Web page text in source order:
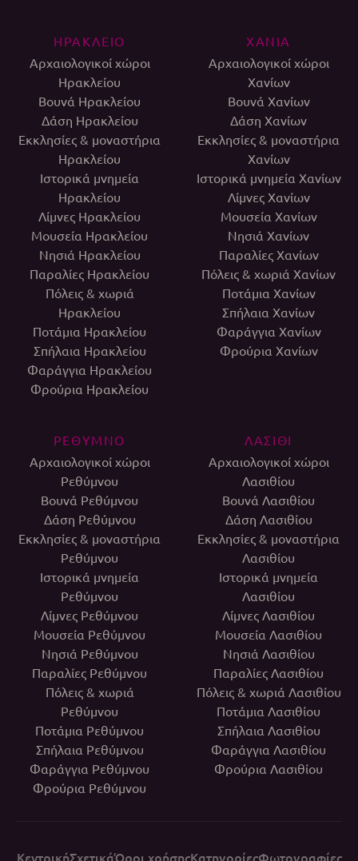
ΗΡΑΚΛΕΙΟ
Αρχαιολογικοί χώροι
Ηρακλείου
Βουνά Ηρακλείου
Δάση Ηρακλείου
Εκκλησίες & μοναστήρια
Ηρακλείου
Ιστορικά μνημεία
Ηρακλείου
Λίμνες Ηρακλείου
Μουσεία Ηρακλείου
Νησιά Ηρακλείου
Παραλίες Ηρακλείου
Πόλεις & χωριά
Ηρακλείου
Ποτάμια Ηρακλείου
Σπήλαια Ηρακλείου
Φαράγγια Ηρακλείου
Φρούρια Ηρακλείου
ΧΑΝΙΑ
Αρχαιολογικοί χώροι
Χανίων
Βουνά Χανίων
Δάση Χανίων
Εκκλησίες & μοναστήρια
Χανίων
Ιστορικά μνημεία Χανίων
Λίμνες Χανίων
Μουσεία Χανίων
Νησιά Χανίων
Παραλίες Χανίων
Πόλεις & χωριά Χανίων
Ποτάμια Χανίων
Σπήλαια Χανίων
Φαράγγια Χανίων
Φρούρια Χανίων
ΡΕΘΥΜΝΟ
Αρχαιολογικοί χώροι
Ρεθύμνου
Βουνά Ρεθύμνου
Δάση Ρεθύμνου
Εκκλησίες & μοναστήρια
Ρεθύμνου
Ιστορικά μνημεία
Ρεθύμνου
Λίμνες Ρεθύμνου
Μουσεία Ρεθύμνου
Νησιά Ρεθύμνου
Παραλίες Ρεθύμνου
Πόλεις & χωριά
Ρεθύμνου
Ποτάμια Ρεθύμνου
Σπήλαια Ρεθύμνου
Φαράγγια Ρεθύμνου
Φρούρια Ρεθύμνου
ΛΑΣΙΘΙ
Αρχαιολογικοί χώροι
Λασιθίου
Βουνά Λασιθίου
Δάση Λασιθίου
Εκκλησίες & μοναστήρια
Λασιθίου
Ιστορικά μνημεία
Λασιθίου
Λίμνες Λασιθίου
Μουσεία Λασιθίου
Νησιά Λασιθίου
Παραλίες Λασιθίου
Πόλεις & χωριά Λασιθίου
Ποτάμια Λασιθίου
Σπήλαια Λασιθίου
Φαράγγια Λασιθίου
Φρούρια Λασιθίου
ΚεντρικήΣχετικάΌροι χρήσηςΚατηγορίεςΦωτογραφίες